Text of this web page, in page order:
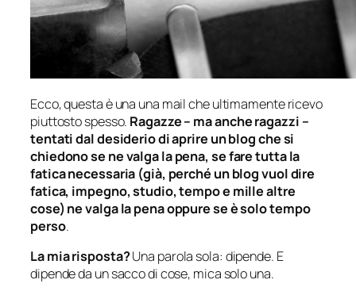
Ecco, questa è una una mail che ultimamente ricevo
piuttosto spesso. Ragazze – ma anche ragazzi –
tentati dal desiderio di aprire un blog che si
chiedono se ne valga la pena, se fare tutta la
fatica necessaria (già, perché un blog vuol dire
fatica, impegno, studio, tempo e mille altre
cose) ne valga la pena oppure se è solo tempo
perso.
La mia risposta?Una parola sola: dipende. E
dipende da un sacco di cose, mica solo una.